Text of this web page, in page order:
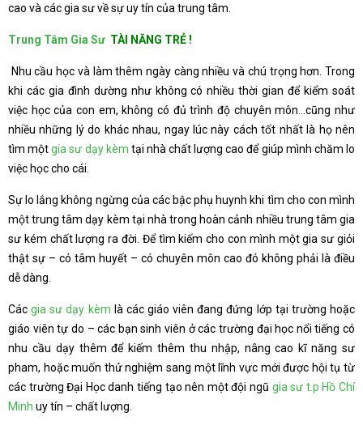
cao và các gia sư về sự uy tín của trung tâm.
Trung Tâm Gia Sư TÀI NĂNG TRẺ !
Nhu cầu học và làm thêm ngày càng nhiều và chú trọng hơn. Trong
khi các gia đình dường như không có nhiều thời gian để kiểm soát
việc học của con em, không có đủ trình độ chuyên môn…cũng như
nhiều những lý do khác nhau, ngay lúc này cách tốt nhất là họ nên
tìm mộtgia sư dạy kèm tại nhà chất lượng cao để giúp mình chăm lo
việc học cho cái.
Sự lo lắng không ngừng của các bậc phụ huynh khi tìm cho con mình
một trung tâm dạy kèm tại nhà trong hoàn cảnh nhiều trung tâm gia
sư kém chất lượng ra đời. Để tìm kiếm cho con mình một gia sư giỏi
thật sự – có tâm huyết – có chuyên môn cao đó không phải là điều
dễ dàng.
Cácgia sư dạy kèm là các giáo viên đang đứng lớp tại trường hoặc
giáo viên tự do – các bạn sinh viên ở các trường đại học nổi tiếng có
nhu cầu dạy thêm để kiếm thêm thu nhập, nâng cao kĩ năng sư
pham, hoặc muốn thử nghiệm sang một lĩnh vực mới được hội tụ từ
các trường Đại Học danh tiếng tạo nên một đội ngũ gia sư t.p Hồ Chí
Minh uy tín – chất lượng.